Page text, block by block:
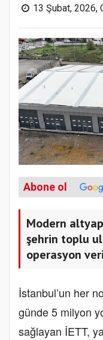
13 Şubat, 2026,
Abone ol
Modern
şehrin toplu
operasyon
İstanbul’un her
günde 5 milyon
sağlayan İETT,